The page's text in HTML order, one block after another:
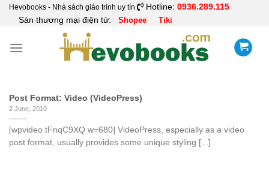
SkipHevobooks - Nhà sách giáo trình uy tín Hotline: 0936.289.115
Sàn thương mại điện tử: Shopee Tiki
Post Format: Video (VideoPress)
2 June, 2010
[wpvideo tFnqC9XQ w=680] VideoPress, especially as a video
post format, usually provides some unique styling [...]